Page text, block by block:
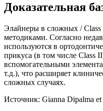
Доказательная
Элайнеры в сложных / Class
методиками. Согласно
используются в
прикуса (в том числе Class
вспомогательными
т.д.), что расширяет
сложных случаях.
Источник: Gianna Dipalma et